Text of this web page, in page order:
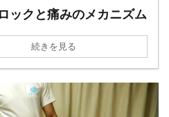
ックと痛みのメカニズム
続きを見る